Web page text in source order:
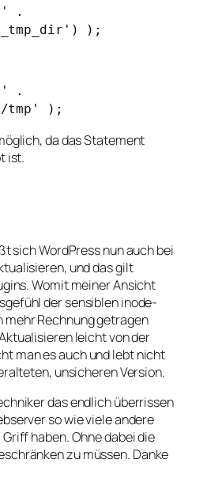
.
);
.
tmp' );
da das Statement
ist.
sich WordPress nun auch bei
und das gilt
Womit meiner Ansicht
der sensiblen inode-
Rechnung getragen
leicht von der
man es auch und lebt nicht
unsicheren Version.
das endlich überrissen
so wie viele andere
haben. Ohne dabei die
zu müssen. Danke